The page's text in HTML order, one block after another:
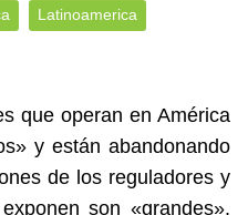
Latinoamerica
que operan en América
y están abandonando
de los reguladores y
son «grandes»,